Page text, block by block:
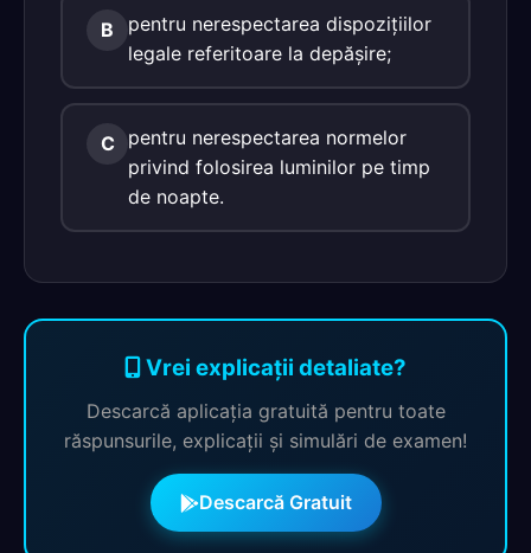
B
pentru nerespectarea dispoziţiilor
legale referitoare la depăşire;
C
pentru nerespectarea normelor
privind folosirea luminilor pe timp
de noapte.
Vrei explicații detaliate?
Descarcă aplicația gratuită pentru toate
răspunsurile, explicații și simulări de examen!
Descarcă Gratuit